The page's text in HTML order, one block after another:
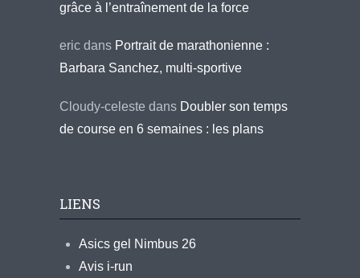
grâce à l’entraînement de la force
eric dans Portrait de marathonienne :
Barbara Sanchez, multi-sportive
Cloudy-celeste dans Doubler son temps
de course en 6 semaines : les plans
LIENS
Asics gel Nimbus 26
Avis i-run